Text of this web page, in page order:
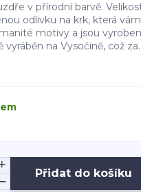
v přírodní barvě.
odlivku na krk, která
motivy a jsou
na Vysočině, což
Přidat do košíku